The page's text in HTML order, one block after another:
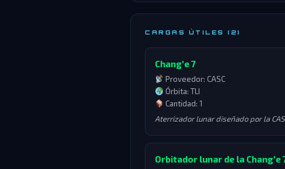
CARGAS ÚTILES (2)
Chang'e 7
Proveedor: CASC
Órbita: TLI
Cantidad: 1
Aterrizador lunar diseñado por la
Orbitador lunar de la Chang'e